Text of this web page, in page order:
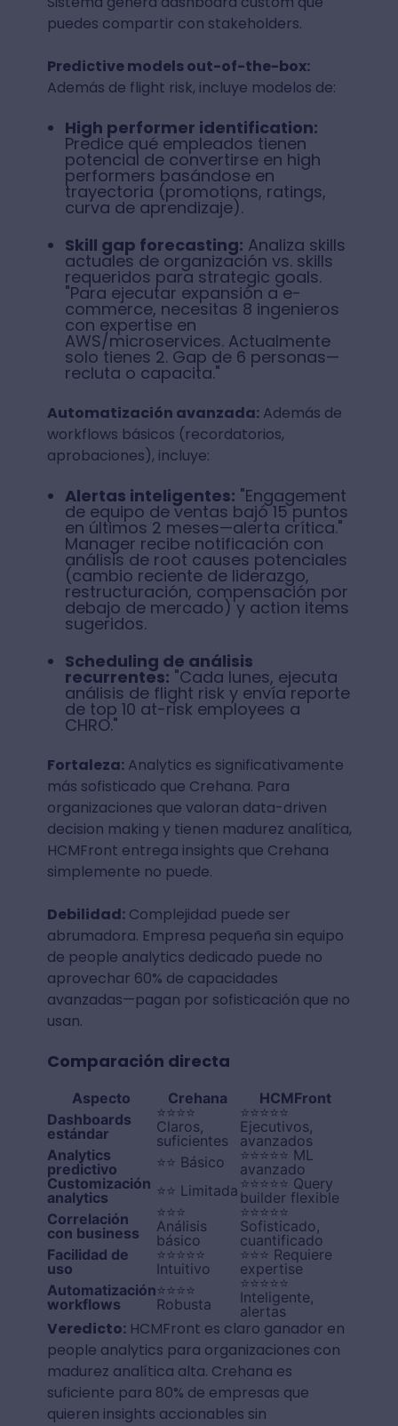
puedes compartir con stakeholders.
Predictive models out-of-the-box:
Además de flight risk, incluye modelos de:
High performer identification:
Predice qué empleados tienen
potencial de convertirse en high
performers basándose en
trayectoria (promotions, ratings,
curva de aprendizaje).
Skill gap forecasting: Analiza skills
actuales de organización vs. skills
requeridos para strategic goals.
"Para ejecutar expansión a e-
commerce, necesitas 8 ingenieros
con expertise en
AWS/microservices. Actualmente
solo tienes 2. Gap de 6 personas—
recluta o capacita."
Automatización avanzada:Además de
workflows básicos (recordatorios,
aprobaciones), incluye:
Alertas inteligentes: "Engagement
de equipo de ventas bajó 15 puntos
en últimos 2 meses—alerta crítica."
Manager recibe notificación con
análisis de root causes potenciales
(cambio reciente de liderazgo,
restructuración, compensación por
debajo de mercado) y action items
sugeridos.
Scheduling de análisis
recurrentes: "Cada lunes, ejecuta
análisis de flight risk y envía reporte
de top 10 at-risk employees a
CHRO."
Fortaleza:Analytics es significativamente
más sofisticado que Crehana. Para
organizaciones que valoran data-driven
decision making y tienen madurez analítica,
HCMFront entrega insights que Crehana
simplemente no puede.
Debilidad:Complejidad puede ser
abrumadora. Empresa pequeña sin equipo
de people analytics dedicado puede no
aprovechar 60% de capacidades
avanzadas—pagan por sofisticación que no
usan.
Comparación directa
Aspecto Crehana
HCMFront
Dashboards
estándar
⭐⭐⭐⭐
Claros,
suficientes
⭐⭐⭐⭐⭐
Ejecutivos,
avanzados
Analytics
predictivo
⭐⭐ Básico
⭐⭐⭐⭐⭐ ML
avanzado
Customización
analytics
⭐⭐ Limitada ⭐⭐⭐⭐⭐ Query
builder flexible
Correlación
con business
⭐⭐⭐
Análisis
básico
⭐⭐⭐⭐⭐
Sofisticado,
cuantificado
Facilidad de
uso
⭐⭐⭐⭐⭐
Intuitivo
⭐⭐⭐ Requiere
expertise
Automatización
workflows
⭐⭐⭐⭐
Robusta
⭐⭐⭐⭐⭐
Inteligente,
alertas
Veredicto:HCMFront es claro ganador en
people analytics para organizaciones con
madurez analítica alta. Crehana es
suficiente para 80% de empresas que
quieren insights accionables sin